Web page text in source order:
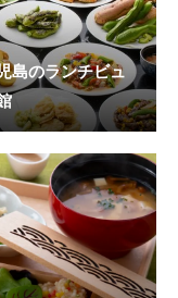
島のランチビュ